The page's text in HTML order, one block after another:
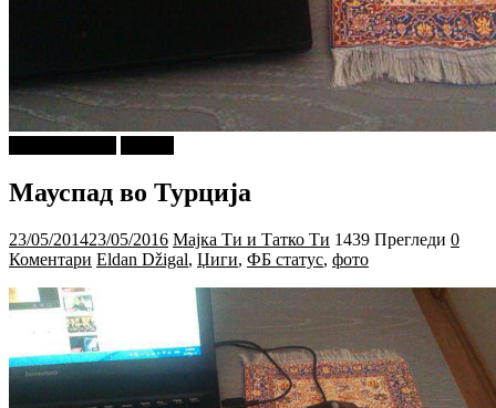
Мауспад во Турција
23/05/201423/05/2016 Мајка Ти и Татко Ти 1439 Прегледи 0
Коментари Eldan Džigal, Џиги, ФБ статус, фото